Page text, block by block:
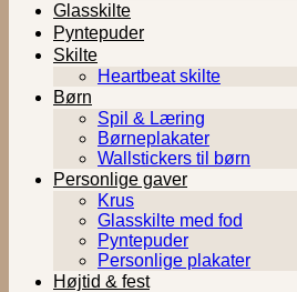
Glasskilte
Pyntepuder
Skilte
Heartbeat skilte
Børn
Spil & Læring
Børneplakater
Wallstickers til børn
Personlige gaver
Krus
Glasskilte med fod
Pyntepuder
Personlige plakater
Højtid & fest